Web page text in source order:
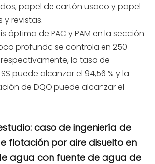
papel de cartón usado y papel
y revistas.
óptima de PAC y PAM en la sección
profunda se controla en 250
respectivamente, la tasa de
puede alcanzar el 94,56 % y la
de DQO puede alcanzar el
caso de ingeniería de
flotación por aire disuelto en
agua con fuente de agua de